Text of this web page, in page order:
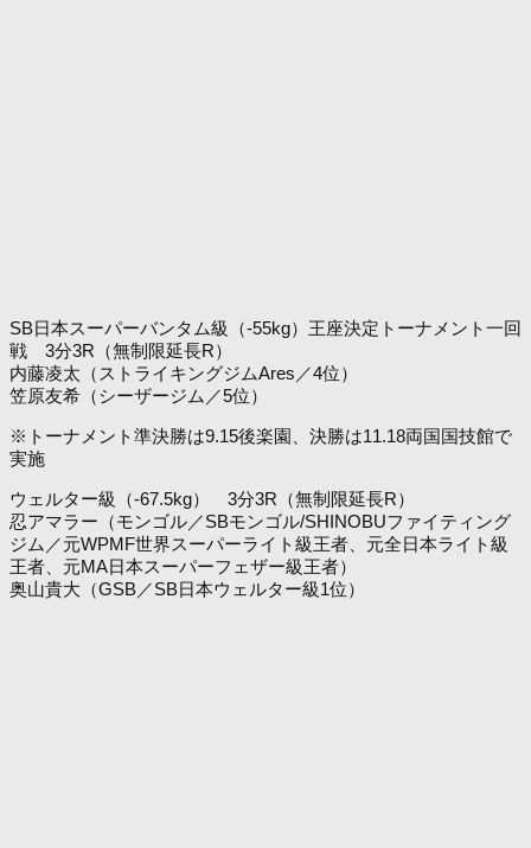
SB日本スーパーバンタム級（-55kg）王座決定トーナメント一回
戦 3分3R（無制限延長R）
内藤凌太（ストライキングジムAres／4位）
笠原友希（シーザージム／5位）
※トーナメント準決勝は9.15後楽園、決勝は11.18両国国技館で
実施
ウェルター級（-67.5kg） 3分3R（無制限延長R）
忍アマラー（モンゴル／SBモンゴル/SHINOBUファイティング
ジム／元WPMF世界スーパーライト級王者、元全日本ライト級
王者、元MA日本スーパーフェザー級王者）
奥山貴大（GSB／SB日本ウェルター級1位）